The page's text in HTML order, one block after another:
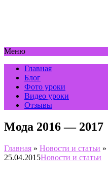
Меню
Главная
Блог
Фото уроки
Видео уроки
Отзывы
Мода 2016 — 2017
Главная » Новости и статьи »
25.04.2015Новости и статьи